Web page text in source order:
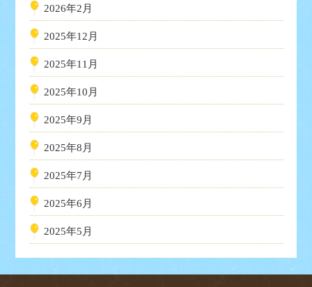
2026年2月
2025年12月
2025年11月
2025年10月
2025年9月
2025年8月
2025年7月
2025年6月
2025年5月